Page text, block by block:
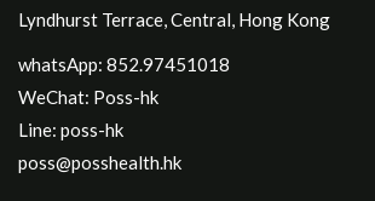
Lyndhurst Terrace, Central, Hong Kong
whatsApp: 852.97451018
WeChat: Poss-hk
Line: poss-hk
poss@posshealth.hk